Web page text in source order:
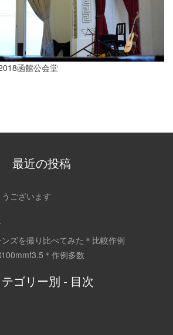
函館公会堂
最近の投稿
ございます
ズを撮り比べてみた＊比較作例
＊作例多数
テゴリー別 - 目次